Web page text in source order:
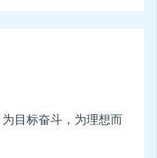
目标奋斗，为理想而